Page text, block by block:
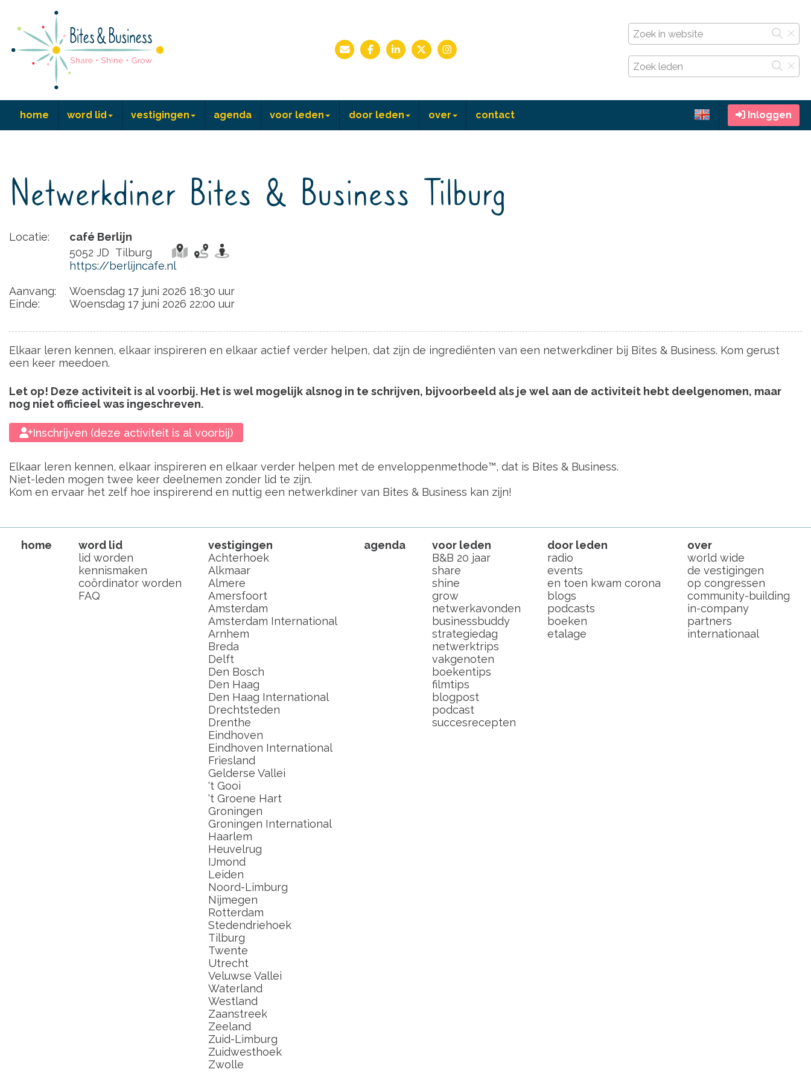
home word lid vestigingen agenda voor leden door leden over contact Inloggen
Netwerkdiner Bites & Business Tilburg
Locatie:
café Berlijn
5052 JD Tilburg
https://berlijncafe.nl
Aanvang:
Woensdag 17 juni 2026 18:30 uur
Einde:
Woensdag 17 juni 2026 22:00 uur
Elkaar leren kennen, elkaar inspireren en elkaar actief verder helpen, dat zijn de ingrediënten van een netwerkdiner bij Bites & Business. Kom gerust
een keer meedoen.
Let op! Deze activiteit is al voorbij. Het is wel mogelijk alsnog in te schrijven, bijvoorbeeld als je wel aan de activiteit hebt deelgenomen, maar
nog niet officieel was ingeschreven.
Inschrijven (deze activiteit is al voorbij)
Elkaar leren kennen, elkaar inspireren en elkaar verder helpen met de enveloppenmethode™, dat is Bites & Business.
Niet-leden mogen twee keer deelnemen zonder lid te zijn.
Kom en ervaar het zelf hoe inspirerend en nuttig een netwerkdiner van Bites & Business kan zijn!
home
word lid
lid worden
kennismaken
coördinator worden
FAQ
vestigingen
Achterhoek
Alkmaar
Almere
Amersfoort
Amsterdam
Amsterdam International
Arnhem
Breda
Delft
Den Bosch
Den Haag
Den Haag International
Drechtsteden
Drenthe
Eindhoven
Eindhoven International
Friesland
Gelderse Vallei
't Gooi
't Groene Hart
Groningen
Groningen International
Haarlem
Heuvelrug
IJmond
Leiden
Noord-Limburg
Nijmegen
Rotterdam
Stedendriehoek
Tilburg
Twente
Utrecht
Veluwse Vallei
Waterland
Westland
Zaanstreek
Zeeland
Zuid-Limburg
Zuidwesthoek
Zwolle
agenda
voor leden
B&B 20 jaar
share
shine
grow
netwerkavonden
businessbuddy
strategiedag
netwerktrips
vakgenoten
boekentips
filmtips
blogpost
podcast
succesrecepten
door leden
radio
events
en toen kwam corona
blogs
podcasts
boeken
etalage
over
world wide
de vestigingen
op congressen
community-building
in-company
partners
internationaal